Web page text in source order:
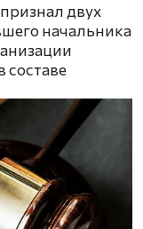
двух
начальника
составе